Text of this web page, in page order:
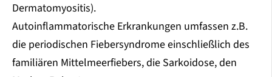
Dermatomyositis).
Autoinflammatorische Erkrankungen umfassen z.B.
die periodischen Fiebersyndrome einschließlich des
familiären Mittelmeerfiebers, die Sarkoidose, den